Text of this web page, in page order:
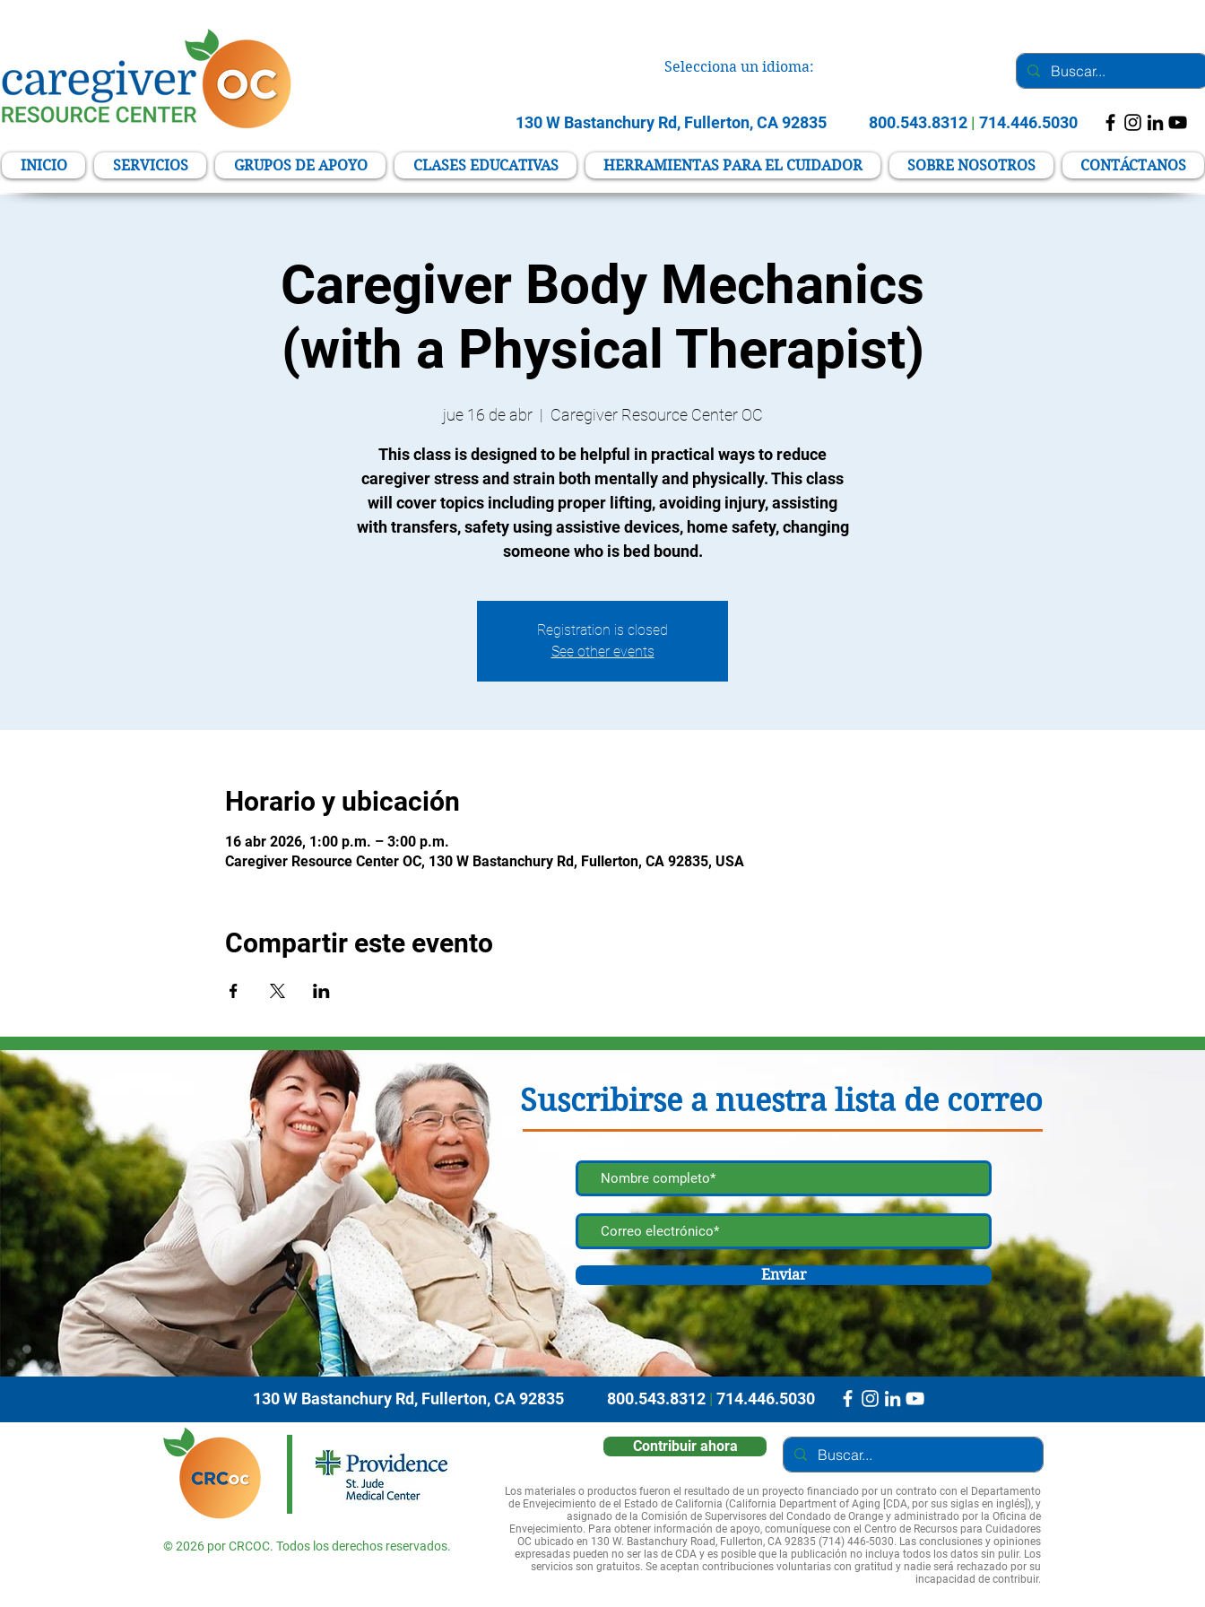
Selecciona un idioma:
130 W Bastanchury Rd, Fullerton, CA 92835 800.543.8312 | 714.446.5030
INICIO SERVICIOS GRUPOS DE APOYO CLASES EDUCATIVAS HERRAMIENTAS PARA EL CUIDADOR SOBRE NOSOTROS CONTÁCTANOS
Caregiver Body Mechanics
(with a Physical Therapist)
jue 16 de abr
  |
Caregiver Resource Center OC
This class is designed to be helpful in practical ways to reduce
caregiver stress and strain both mentally and physically. This class
will cover topics including proper lifting, avoiding injury, assisting
with transfers, safety using assistive devices, home safety, changing
someone who is bed bound.
Registration is closed
See other events
Horario y ubicación
16 abr 2026, 1:00 p.m. – 3:00 p.m.
Caregiver Resource Center OC, 130 W Bastanchury Rd, Fullerton, CA 92835, USA
Compartir este evento
Suscribirse a nuestra lista de correo
Enviar
130 W Bastanchury Rd, Fullerton, CA 92835 800.543.8312 | 714.446.5030
© 2026 por CRCOC. Todos los derechos reservados.
Contribuir ahora
Los materiales o productos fueron el resultado de un proyecto financiado por un contrato con el Departamento
de Envejecimiento de el Estado de California (California Department of Aging [CDA, por sus siglas en inglés]), y
asignado de la Comisión de Supervisores del Condado de Orange y administrado por la Oficina de
Envejecimiento. Para obtener información de apoyo, comuníquese con el Centro de Recursos para Cuidadores
OC ubicado en 130 W. Bastanchury Road, Fullerton, CA 92835 (714) 446-5030. Las conclusiones y opiniones
expresadas pueden no ser las de CDA y es posible que la publicación no incluya todos los datos sin pulir. Los
servicios son gratuitos. Se aceptan contribuciones voluntarias con gratitud y nadie será rechazado por su
incapacidad de contribuir.​​